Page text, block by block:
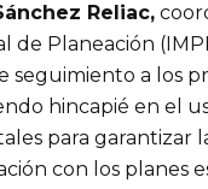
Reliac,
de Planeación
seguimiento a los
hincapié en el
para garantizar
con los planes